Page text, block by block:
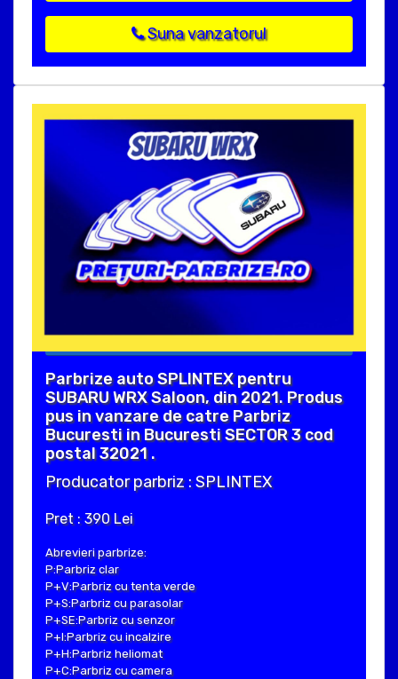
Suna vanzatorul
Parbrize auto SPLINTEX pentru
SUBARU WRX Saloon, din 2021. Produs
pus in vanzare de catre Parbriz
Bucuresti in Bucuresti SECTOR 3 cod
postal 32021 .
Producator parbriz : SPLINTEX
Pret : 390 Lei
Abrevieri parbrize:
P:Parbriz clar
P+V:Parbriz cu tenta verde
P+S:Parbriz cu parasolar
P+SE:Parbriz cu senzor
P+I:Parbriz cu incalzire
P+H:Parbriz heliomat
P+C:Parbriz cu camera